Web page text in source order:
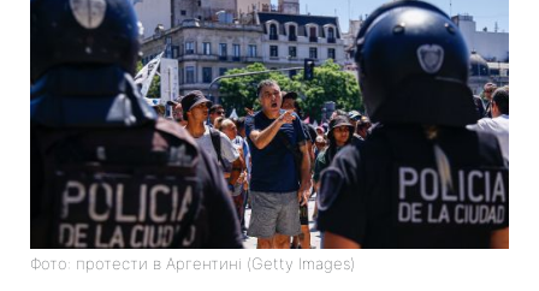
Фото: протести в Аргентині (Getty Images)